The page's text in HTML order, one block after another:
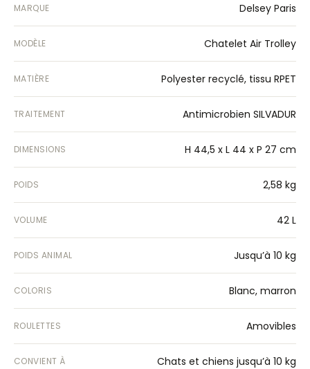
MARQUE Delsey Paris
MODÈLE Chatelet Air Trolley
MATIÈRE Polyester recyclé, tissu RPET
TRAITEMENT Antimicrobien SILVADUR
DIMENSIONS H 44,5 x L 44 x P 27 cm
POIDS 2,58 kg
VOLUME 42 L
POIDS ANIMAL Jusqu’à 10 kg
COLORIS Blanc, marron
ROULETTES Amovibles
CONVIENT À Chats et chiens jusqu’à 10 kg